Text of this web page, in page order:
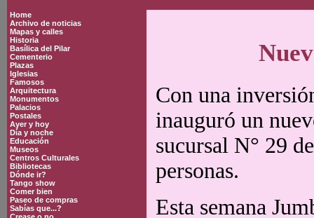
Home
Archivo de noticias
Mapas y calles
Historia
Basílica del Pilar
Cementerio
Plazas
Iglesias
Famosos
Arquitectura
Monumentos
Palacios
Postales
Ayer y hoy
Día y noche
Educación
Museos
Centros Culturales
Bibliotecas
Dónde ir?
Tango show
Comer bien
Paseo de compras
Sabías que...?
Con una
inauguró un
sucursal N° 29
personas.
Esta semana